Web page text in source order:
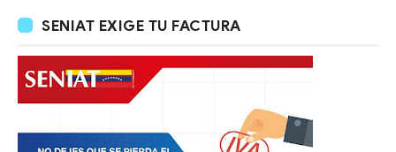
SENIAT EXIGE TU FACTURA